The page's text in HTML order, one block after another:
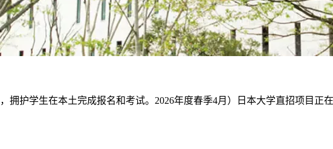
拥护学生在本土完成报名和考试。2026年度春季4月）日本大学直招项目正